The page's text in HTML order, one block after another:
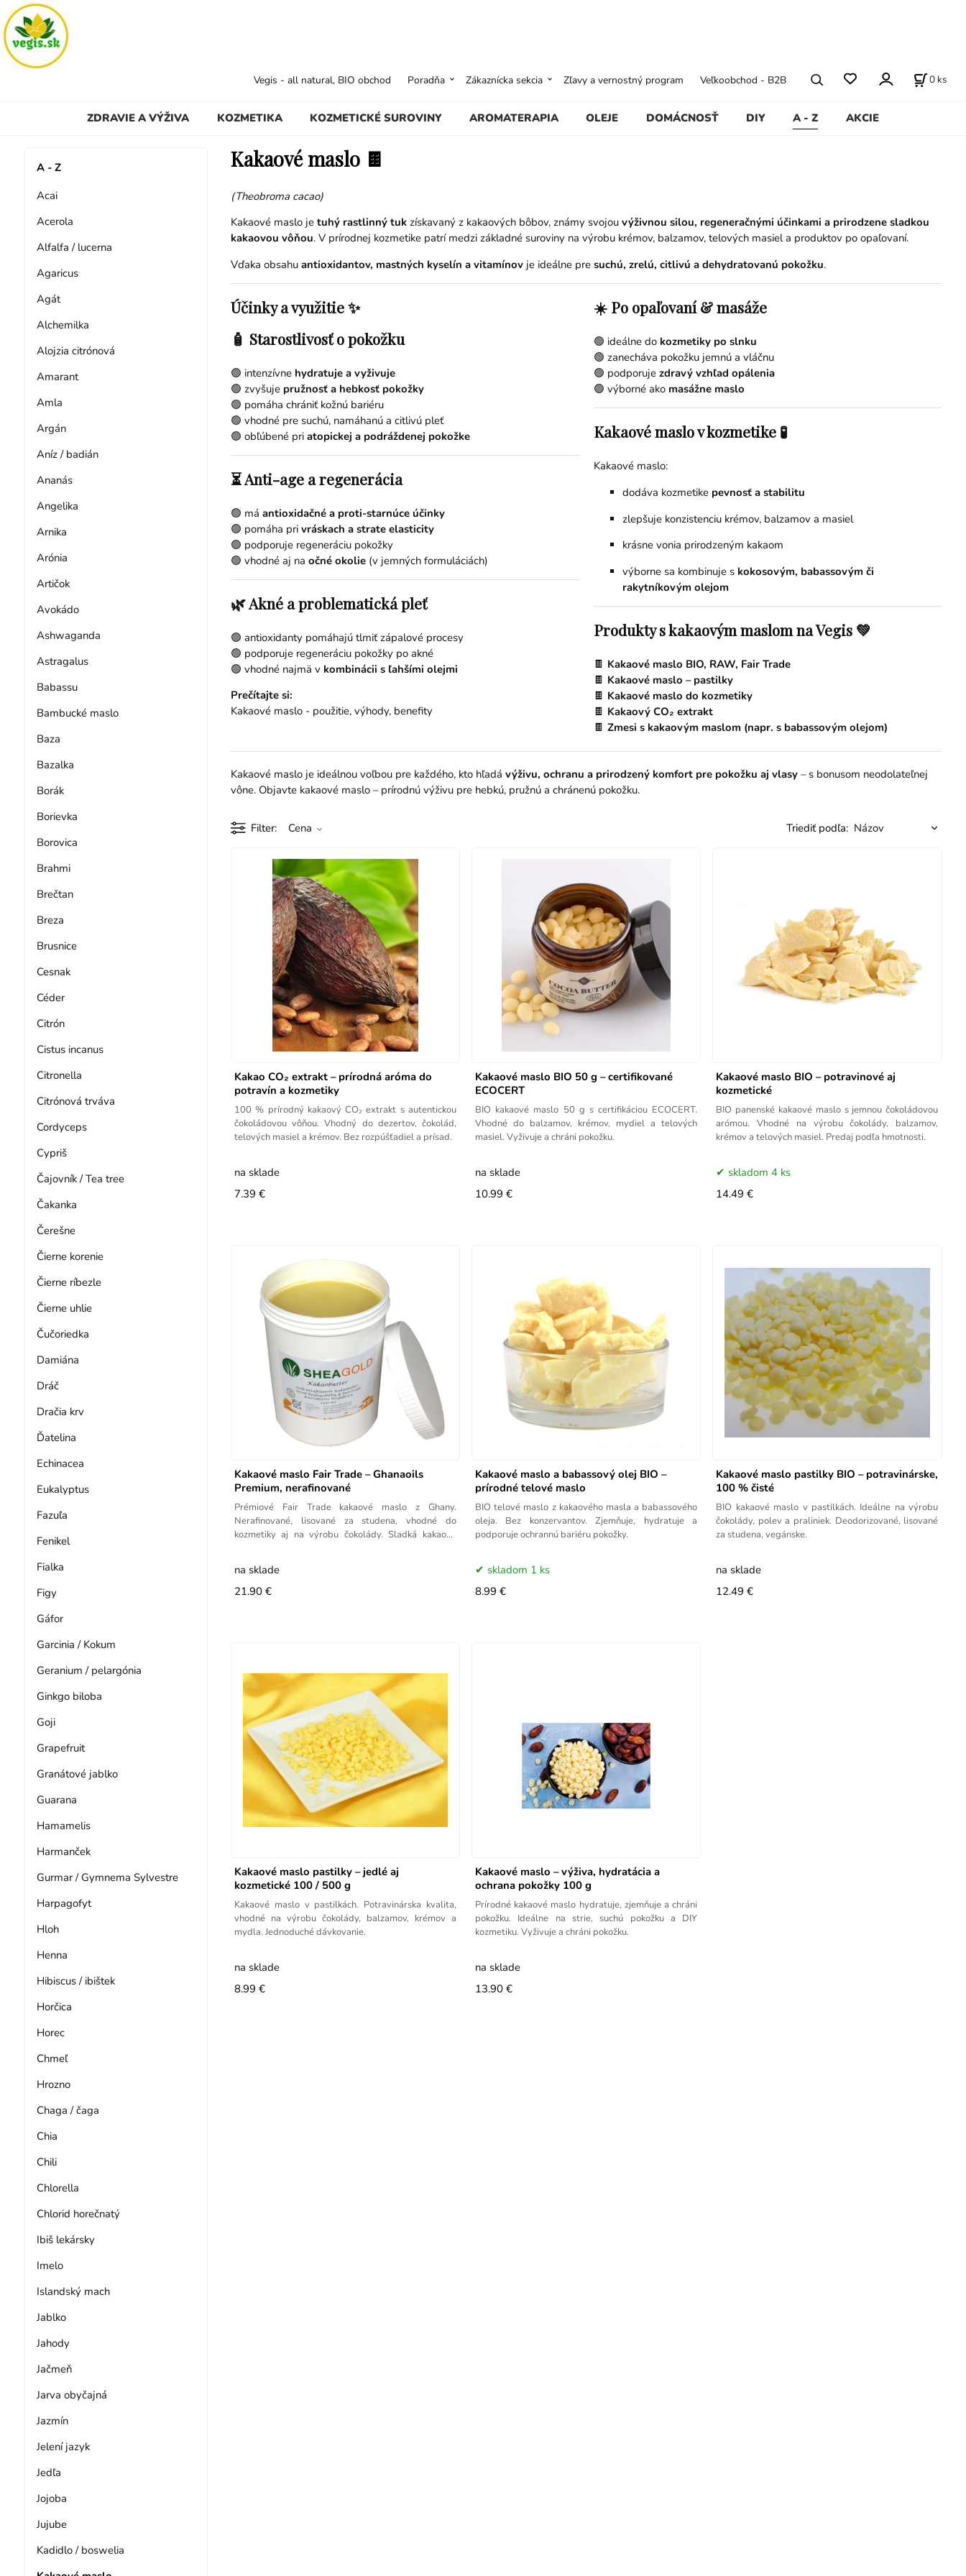
ZDRAVIE A VÝŽIVA KOZMETIKA KOZMETICKÉ SUROVINY AROMATERAPIA OLEJE DOMÁCNOSŤ DIY A - Z AKCIE
Vegis - all natural, BIO obchod Poradňa Zákaznícka sekcia Zľavy a vernostný program Veľkoobchod - B2B 0 ks
A - Z
Acai
Acerola
Alfalfa / lucerna
Agaricus
Agát
Alchemilka
Alojzia citrónová
Amarant
Amla
Argán
Aníz / badián
Ananás
Angelika
Arnika
Arónia
Artičok
Avokádo
Ashwaganda
Astragalus
Babassu
Bambucké maslo
Baza
Bazalka
Borák
Borievka
Borovica
Brahmi
Brečtan
Breza
Brusnice
Cesnak
Céder
Citrón
Cistus incanus
Citronella
Citrónová trváva
Cordyceps
Cypriš
Čajovník / Tea tree
Čakanka
Čerešne
Čierne korenie
Čierne ríbezle
Čierne uhlie
Čučoriedka
Damiána
Dráč
Dračia krv
Ďatelina
Echinacea
Eukalyptus
Fazuľa
Fenikel
Fialka
Figy
Gáfor
Garcinia / Kokum
Geranium / pelargónia
Ginkgo biloba
Goji
Grapefruit
Granátové jablko
Guarana
Hamamelis
Harmanček
Gurmar / Gymnema Sylvestre
Harpagofyt
Hloh
Henna
Hibiscus / ibištek
Horčica
Horec
Chmeľ
Hrozno
Chaga / čaga
Chia
Chili
Chlorella
Chlorid horečnatý
Ibiš lekársky
Imelo
Islandský mach
Jablko
Jahody
Jačmeň
Jarva obyčajná
Jazmín
Jelení jazyk
Jedľa
Jojoba
Jujube
Kadidlo / boswelia
Kakaové maslo 🍫
(Theobroma cacao)
Kakaové maslo je tuhý rastlinný tukzískavaný z kakaových bôbov, známy svojou výživnou silou, regeneračnými účinkami a prirodzene sladkou
kakaovou vôňou. V prírodnej kozmetike patrí medzi základné suroviny na výrobu krémov, balzamov, telových masiel a produktov po opaľovaní.
Vďaka obsahu antioxidantov, mastných kyselín a vitamínovje ideálne pre suchú, zrelú, citlivú a dehydratovanú pokožku.
Účinky a využitie ✨
🧴 Starostlivosť o pokožku
🟢 intenzívne hydratuje a vyživuje
🟢 zvyšuje pružnosť a hebkosť pokožky
🟢 pomáha chrániť kožnú bariéru
🟢 vhodné pre suchú, namáhanú a citlivú pleť
🟢 obľúbené pri atopickej a podráždenej pokožke
⏳ Anti-age a regenerácia
🟢 má antioxidačné a proti-starnúce účinky
🟢 pomáha pri vráskach a strate elasticity
🟢 podporuje regeneráciu pokožky
🟢 vhodné aj na očné okolie(v jemných formuláciách)
🌿 Akné a problematická pleť
🟢 antioxidanty pomáhajú tlmiť zápalové procesy
🟢 podporuje regeneráciu pokožky po akné
🟢 vhodné najmä v kombinácii s ľahšími olejmi
Prečítajte si:
Kakaové maslo - použitie, výhody, benefity
☀️ Po opaľovaní & masáže
🟢 ideálne do kozmetiky po slnku
🟢 zanecháva pokožku jemnú a vláčnu
🟢 podporuje zdravý vzhľad opálenia
🟢 výborné ako masážne maslo
Kakaové maslo v kozmetike 🧪
Kakaové maslo:
dodáva kozmetike pevnosť a stabilitu
zlepšuje konzistenciu krémov, balzamov a masiel
krásne vonia prirodzeným kakaom
výborne sa kombinuje s kokosovým, babassovým či
rakytníkovým olejom
Produkty s kakaovým maslom na Vegis 💚
🍫 Kakaové maslo BIO, RAW, Fair Trade
🍫 Kakaové maslo – pastilky
🍫 Kakaové maslo do kozmetiky
🍫 Kakaový CO₂ extrakt
🍫 Zmesi s kakaovým maslom (napr. s babassovým olejom)
Kakaové maslo je ideálnou voľbou pre každého, kto hľadá výživu, ochranu a prirodzený komfort pre pokožku aj vlasy– s bonusom neodolateľnej
vône. Objavte kakaové maslo – prírodnú výživu pre hebkú, pružnú a chránenú pokožku.
Filter Cena Triediť podľa:
Kakao CO₂ extrakt – prírodná aróma do
potravín a kozmetiky
100 % prírodný kakaový CO₂ extrakt s autentickou
čokoládovou vôňou. Vhodný do dezertov, čokolád,
telových masiel a krémov. Bez rozpúšťadiel a prísad.
na sklade
7.39 €
Kakaové maslo BIO 50 g – certifikované
ECOCERT
BIO kakaové maslo 50 g s certifikáciou ECOCERT.
Vhodné do balzamov, krémov, mydiel a telových
masiel. Vyživuje a chráni pokožku.
na sklade
10.99 €
Kakaové maslo BIO – potravinové aj
kozmetické
BIO panenské kakaové maslo s jemnou čokoládovou
arómou. Vhodné na výrobu čokolády, balzamov,
krémov a telových masiel. Predaj podľa hmotnosti.
skladom 4 ks
14.49 €
Kakaové maslo Fair Trade – Ghanaoils
Premium, nerafinované
Prémiové Fair Trade kakaové maslo z Ghany.
Nerafinované, lisované za studena, vhodné do
kozmetiky aj na výrobu čokolády. Sladká kakaová
na sklade
21.90 €
Kakaové maslo a babassový olej BIO –
prírodné telové maslo
BIO telové maslo z kakaového masla a babassového
oleja. Bez konzervantov. Zjemňuje, hydratuje a
podporuje ochrannú bariéru pokožky.
skladom 1 ks
8.99 €
Kakaové maslo pastilky BIO – potravinárske,
100 % čisté
BIO kakaové maslo v pastilkách. Ideálne na výrobu
čokolády, polev a praliniek. Deodorizované, lisované
za studena, vegánske.
na sklade
12.49 €
Kakaové maslo pastilky – jedlé aj
kozmetické 100 / 500 g
Kakaové maslo v pastilkách. Potravinárska kvalita,
vhodné na výrobu čokolády, balzamov, krémov a
mydla. Jednoduché dávkovanie.
na sklade
8.99 €
Kakaové maslo – výživa, hydratácia a
ochrana pokožky 100 g
Prírodné kakaové maslo hydratuje, zjemňuje a chráni
pokožku. Ideálne na strie, suchú pokožku a DIY
kozmetiku. Vyživuje a chráni pokožku.
na sklade
13.90 €